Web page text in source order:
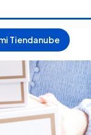
Tiendanube